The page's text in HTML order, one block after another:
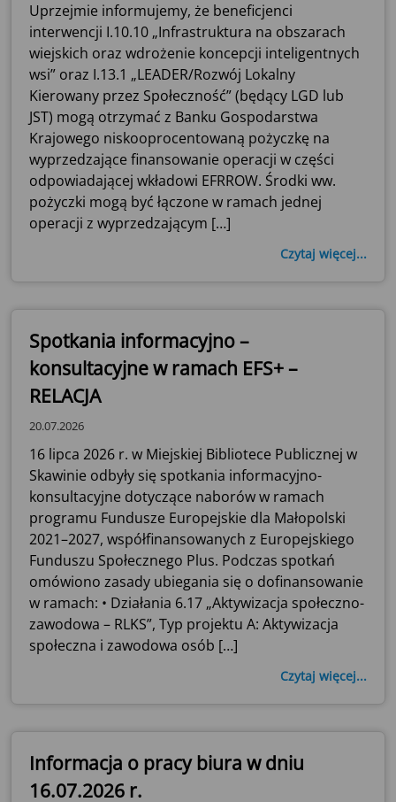
Uprzejmie informujemy, że beneficjenci
interwencji I.10.10 „Infrastruktura na obszarach
wiejskich oraz wdrożenie koncepcji inteligentnych
wsi” oraz I.13.1 „LEADER/Rozwój Lokalny
Kierowany przez Społeczność” (będący LGD lub
JST) mogą otrzymać z Banku Gospodarstwa
Krajowego niskooprocentowaną pożyczkę na
wyprzedzające finansowanie operacji w części
odpowiadającej wkładowi EFRROW. Środki ww.
pożyczki mogą być łączone w ramach jednej
operacji z wyprzedzającym […]
Czytaj więcej...
Spotkania informacyjno –
konsultacyjne w ramach EFS+ –
RELACJA
20.07.2026
16 lipca 2026 r. w Miejskiej Bibliotece Publicznej w
Skawinie odbyły się spotkania informacyjno-
konsultacyjne dotyczące naborów w ramach
programu Fundusze Europejskie dla Małopolski
2021–2027, współfinansowanych z Europejskiego
Funduszu Społecznego Plus. Podczas spotkań
omówiono zasady ubiegania się o dofinansowanie
w ramach: • Działania 6.17 „Aktywizacja społeczno-
zawodowa – RLKS”, Typ projektu A: Aktywizacja
społeczna i zawodowa osób […]
Czytaj więcej...
Informacja o pracy biura w dniu
16.07.2026 r.